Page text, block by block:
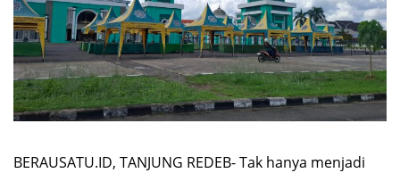
BERAUSATU.ID, TANJUNG REDEB- Tak hanya menjadi